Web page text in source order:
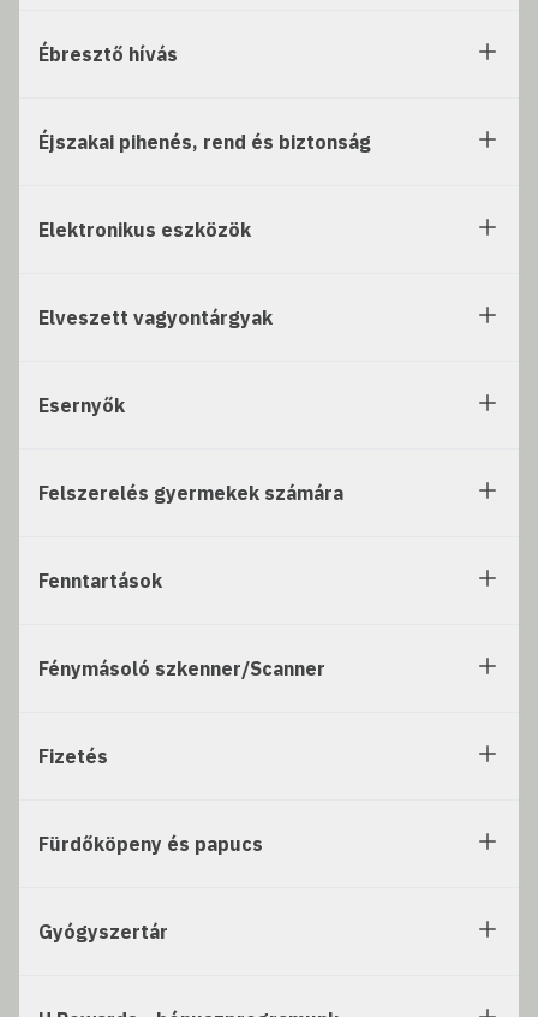
Ébresztő hívás
Éjszakai pihenés, rend és biztonság
Elektronikus eszközök
Elveszett vagyontárgyak
Esernyők
Felszerelés gyermekek számára
Fenntartások
Fénymásoló szkenner/Scanner
Fizetés
Fürdőköpeny és papucs
Gyógyszertár